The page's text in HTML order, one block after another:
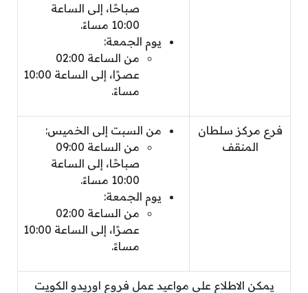
صباحًا، إلى الساعة
10:00 مساءً.
يوم الجمعة:
من الساعة 02:00
عصرًا، إلى الساعة 10:00
مساءً.
فرع مركز سلطان
المنقف
من السبت إلى الخميس:
من الساعة 09:00
صباحًا، إلى الساعة
10:00 مساءً.
يوم الجمعة:
من الساعة 02:00
عصرًا، إلى الساعة 10:00
مساءً.
يمكن الاطلاع على مواعيد عمل فروع اوريدو الكويت